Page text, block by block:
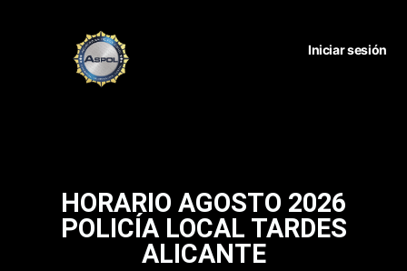
Iniciar sesión
HORARIO AGOSTO 2026
POLICÍA LOCAL TARDES
ALICANTE